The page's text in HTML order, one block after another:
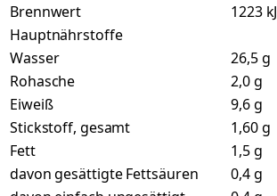
Brennwert
1223 kJ
Hauptnährstoffe
Wasser
26,5 g
Rohasche
2,0 g
Eiweiß
9,6 g
Stickstoff, gesamt
1,60 g
Fett
1,5 g
davon gesättigte Fettsäuren
0,4 g